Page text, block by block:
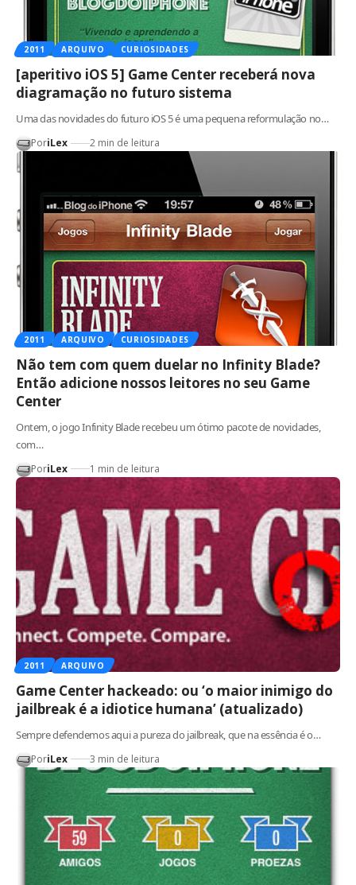
2011 ARQUIVO CURIOSIDADES
[aperitivo iOS 5] Game Center receberá nova
diagramação no futuro sistema
Uma das novidades do futuro iOS 5 é uma pequena reformulação no…
PoriLex 2 min de leitura
2011 ARQUIVO CURIOSIDADES
Não tem com quem duelar no Infinity Blade?
Então adicione nossos leitores no seu Game
Center
Ontem, o jogo Infinity Blade recebeu um ótimo pacote de novidades,
com…
PoriLex 1 min de leitura
2011 ARQUIVO
Game Center hackeado: ou ‘o maior inimigo do
jailbreak é a idiotice humana’ (atualizado)
Sempre defendemos aqui a pureza do jailbreak, que na essência é o…
PoriLex 3 min de leitura